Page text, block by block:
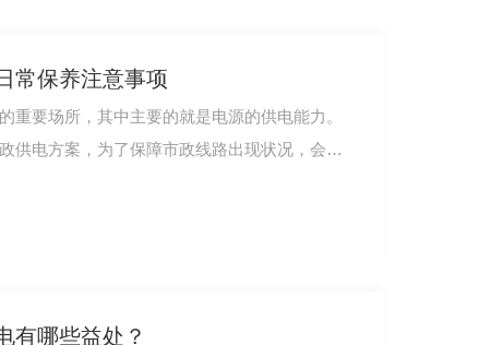
常保养注意事项
重要场所，其中主要的就是电源的供电能力。
供电方案，为了保障市政线路出现状况，会采
有哪些益处？